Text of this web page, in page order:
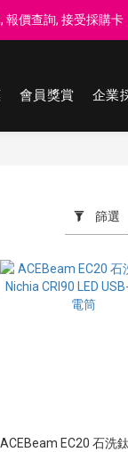
Towel 吸汗毛巾 韓
報價查詢, 接受採購卡
Towel 吸汗毛巾 韓
會員獎賞 企業
篩選
ACEBeam EC20 石洗